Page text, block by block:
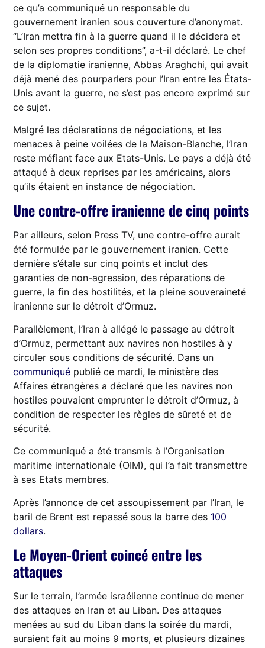
ce qu’a communiqué un responsable du
gouvernement iranien sous couverture d’anonymat.
“L’Iran mettra fin à la guerre quand il le décidera et
selon ses propres conditions”, a-t-il déclaré. Le chef
de la diplomatie iranienne, Abbas Araghchi, qui avait
déjà mené des pourparlers pour l’Iran entre les États-
Unis avant la guerre, ne s’est pas encore exprimé sur
ce sujet.
Malgré les déclarations de négociations, et les
menaces à peine voilées de la Maison-Blanche, l’Iran
reste méfiant face aux Etats-Unis. Le pays a déjà été
attaqué à deux reprises par les américains, alors
qu’ils étaient en instance de négociation.
Une contre-offre iranienne de cinq points
Par ailleurs, selon Press TV, une contre-offre aurait
été formulée par le gouvernement iranien. Cette
dernière s’étale sur cinq points et inclut des
garanties de non-agression, des réparations de
guerre, la fin des hostilités, et la pleine souveraineté
iranienne sur le détroit d’Ormuz.
Parallèlement, l’Iran à allégé le passage au détroit
d’Ormuz, permettant aux navires non hostiles à y
circuler sous conditions de sécurité. Dans un
communiqué publié ce mardi, le ministère des
Affaires étrangères a déclaré que les navires non
hostiles pouvaient emprunter le détroit d’Ormuz, à
condition de respecter les règles de sûreté et de
sécurité.
Ce communiqué a été transmis à l’Organisation
maritime internationale (OIM), qui l’a fait transmettre
à ses Etats membres.
Après l’annonce de cet assoupissement par l’Iran, le
baril de Brent est repassé sous la barre des 100
dollars.
Le Moyen-Orient coincé entre les
attaques
Sur le terrain, l’armée israélienne continue de mener
des attaques en Iran et au Liban. Des attaques
menées au sud du Liban dans la soirée du mardi,
auraient fait au moins 9 morts, et plusieurs dizaines